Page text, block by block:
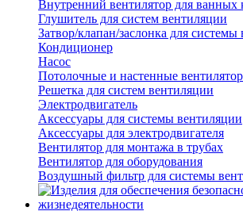
Внутренний вентилятор для ванных
Глушитель для систем вентиляции
Затвор/клапан/заслонка для системы
Кондиционер
Насос
Потолочные и настенные
Решетка для систем вентиляции
Электродвигатель
Аксессуары для системы вентиляции
Аксессуары для электродвигателя
Вентилятор для монтажа в трубах
Вентилятор для оборудования
Воздушный фильтр для системы